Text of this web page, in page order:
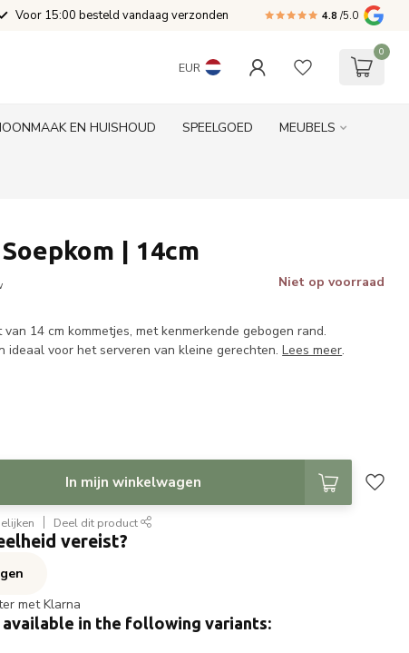
Voor 15:00 besteld vandaag verzonden 4.8 /5.0
EUR
0
EN HUISHOUD SPEELGOED MEUBELS
| 14cm
Niet op voorraad
14 cm kommetjes, met kenmerkende gebogen rand.
ideaal voor het serveren van kleine gerechten.Lees meer.
In mijn winkelwagen
Deel dit product
vereist?
met Klarna
available in the following variants: